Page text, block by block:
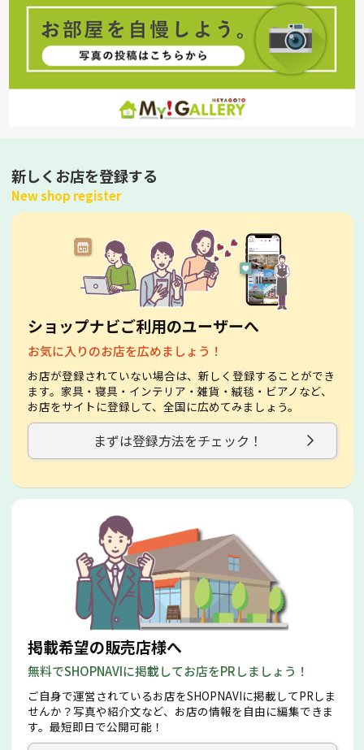
新しくお店を登録する
New shop register
ショップナビご利用のユーザーへ
お気に入りのお店を広めましょう！
お店が登録されていない場合は、新しく登録することができ
ます。家具・寝具・インテリア・雑貨・絨毯・ビアノなど、
お店をサイトに登録して、全国に広めてみましょう。
まずは登録方法をチェック！
掲載希望の販売店様へ
無料でSHOPNAVIに掲載してお店をPRしましょう！
ご自身で運営されているお店をSHOPNAVIに掲載してPRしま
せんか？写真や紹介文など、お店の情報を自由に編集できま
す。最短即日で公開可能！